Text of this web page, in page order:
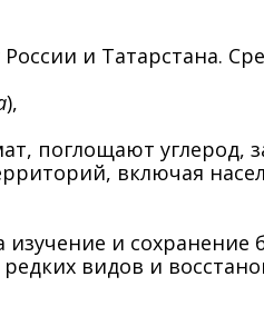
и Татарстана.
),
поглощают углерод,
включая
и сохранение
видов и